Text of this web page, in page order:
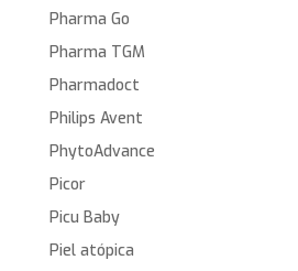
Pharma Go
Pharma TGM
Pharmadoct
Philips Avent
PhytoAdvance
Picor
Picu Baby
Piel atópica